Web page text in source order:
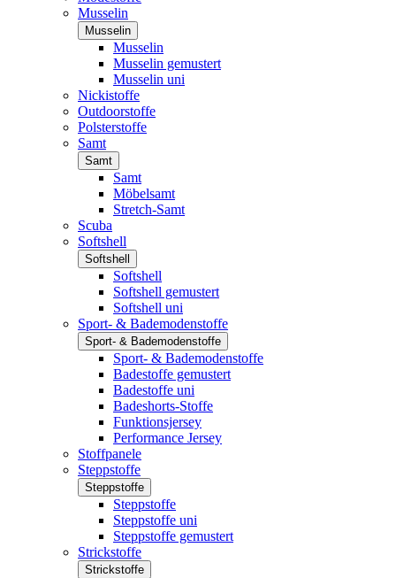
Musselin
Musselin
Musselin
Musselin gemustert
Musselin uni
Nickistoffe
Outdoorstoffe
Polsterstoffe
Samt
Samt
Samt
Möbelsamt
Stretch-Samt
Scuba
Softshell
Softshell
Softshell
Softshell gemustert
Softshell uni
Sport- & Bademodenstoffe
Sport- & Bademodenstoffe
Sport- & Bademodenstoffe
Badestoffe gemustert
Badestoffe uni
Badeshorts-Stoffe
Funktionsjersey
Performance Jersey
Stoffpanele
Steppstoffe
Steppstoffe
Steppstoffe
Steppstoffe uni
Steppstoffe gemustert
Strickstoffe
Strickstoffe